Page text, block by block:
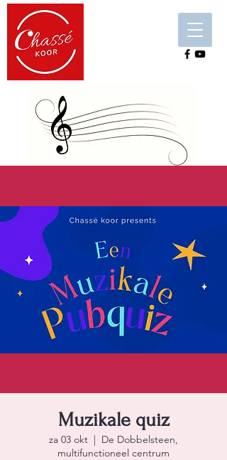
Muzikale quiz
za 03 okt
  |
De Dobbelsteen,
multifunctioneel centrum